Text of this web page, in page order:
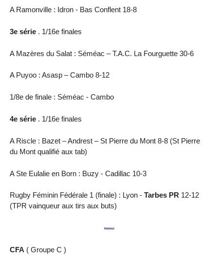
A Ramonville : Idron - Bas Conflent 18-8
3e série . 1/16e finales
A Mazères du Salat : Séméac – T.A.C. La Fourguette 30-6
A Puyoo : Asasp – Cambo 8-12
1/8e de finale : Séméac - Cambo
4e série . 1/16e finales
A Riscle : Bazet – Andrest – St Pierre du Mont 8-8 (St Pierre
du Mont qualifié aux tab)
A Ste Eulalie en Born : Buzy - Cadillac 10-3
Rugby Féminin Fédérale 1 (finale) : Lyon - Tarbes PR 12-12
(TPR vainqueur aux tirs aux buts)
CFA ( Groupe C )